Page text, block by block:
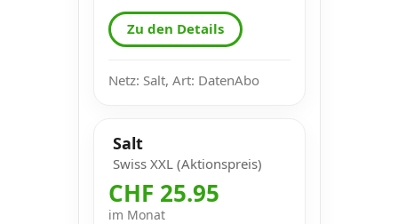
Zu den Details
Netz: Salt, Art: DatenAbo
Salt
Swiss XXL (Aktionspreis)
CHF 25.95
im Monat